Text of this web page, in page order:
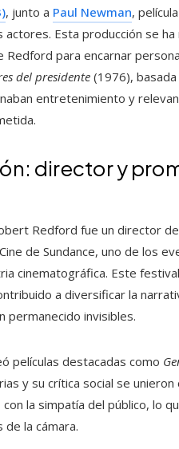
, junto a Paul Newman,
Esta producción se
para encarnar
del presidente(1976),
entretenimiento y
director y
Redford fue un director
de Sundance, uno de los
cinematográfica. Este
a diversificar la
invisibles.
películas destacadas como
y su crítica social se
la simpatía del público, lo
la cámara.